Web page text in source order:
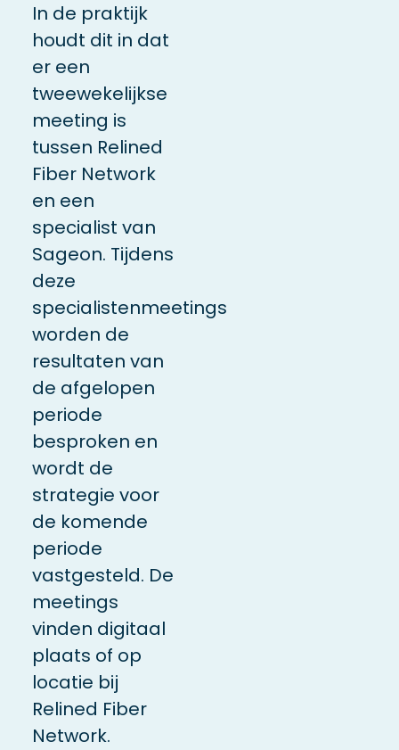
In de praktijk
houdt dit in dat
er een
tweewekelijkse
meeting is
tussen Relined
Fiber Network
en een
specialist van
Sageon. Tijdens
deze
specialistenmeetings
worden de
resultaten van
de afgelopen
periode
besproken en
wordt de
strategie voor
de komende
periode
vastgesteld. De
meetings
vinden digitaal
plaats of op
locatie bij
Relined Fiber
Network.